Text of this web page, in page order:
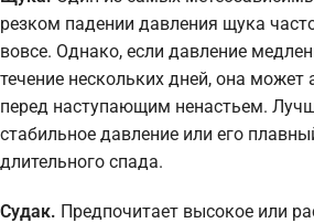
резком падении давления щука
вовсе. Однако, если давление
течение нескольких дней, она может
перед наступающим ненастьем.
стабильное давление или его
длительного спада.
Судак. Предпочитает высокое или